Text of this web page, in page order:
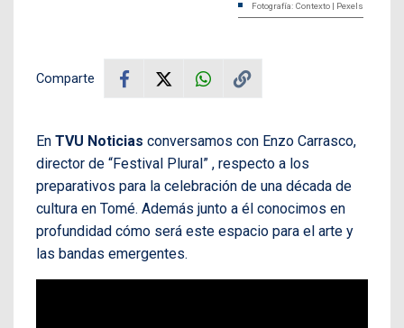
Fotografía: Contexto | Pexels
Comparte
En TVU Noticias conversamos con Enzo Carrasco,
director de “Festival Plural” , respecto a los
preparativos para la celebración de una década de
cultura en Tomé. Además junto a él conocimos en
profundidad cómo será este espacio para el arte y
las bandas emergentes.